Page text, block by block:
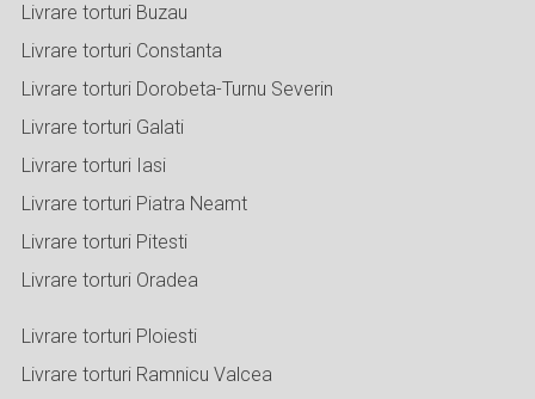
Livrare torturi Buzau
Livrare torturi Constanta
Livrare torturi Dorobeta-Turnu Severin
Livrare torturi Galati
Livrare torturi Iasi
Livrare torturi Piatra Neamt
Livrare torturi Pitesti
Livrare torturi Oradea
Livrare torturi Ploiesti
Livrare torturi Ramnicu Valcea